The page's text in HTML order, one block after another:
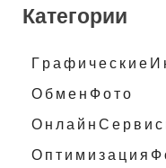
Категории
Г р а ф и ч е с к и е И
О б м е н Ф о т о
О н л а й н С е р в и
О п т и м и з а ц и я Ф